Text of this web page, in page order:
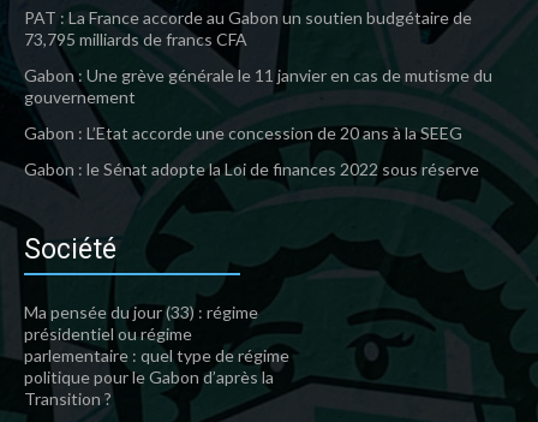
PAT : La France accorde au Gabon un soutien budgétaire de
73,795 milliards de francs CFA
Gabon : Une grève générale le 11 janvier en cas de mutisme du
gouvernement
Gabon : L’Etat accorde une concession de 20 ans à la SEEG
Gabon : le Sénat adopte la Loi de finances 2022 sous réserve
Société
Ma pensée du jour (33) : régime
présidentiel ou régime
parlementaire : quel type de régime
politique pour le Gabon d’après la
Transition ?